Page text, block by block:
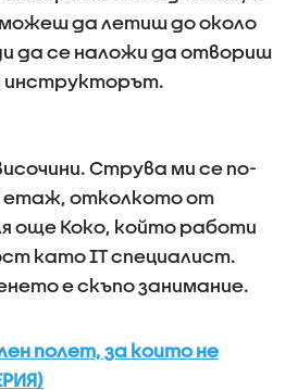
да летиш до около
да се наложи да отвориш
инструкторът.
Струва ми се по-
етаж, отколкото от
още Коко, който работи
като IT специалист.
е скъпо занимание.
полет, за които не